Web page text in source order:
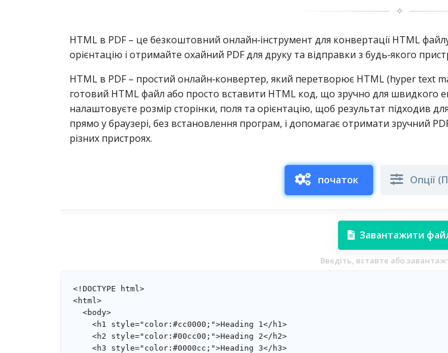
✧
HTML в PDF – це безкоштовний онлайн‑інструмент для конвертації HTML
орієнтацію і отримайте охайний PDF для друку та відправки з будь‑якого
HTML в PDF – простий онлайн‑конвертер, який перетворює HTML (hyper text
готовий HTML файл або просто вставити HTML код, що зручно для швидкого
налаштовуєте розмір сторінки, поля та орієнтацію, щоб результат підходив
прямо у браузері, без встановлення програм, і допомагає отримати зручний
різних пристроях.
початок Опції
Завантажити
Введіть, вставте або